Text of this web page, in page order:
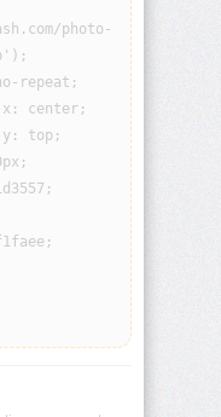
photo-